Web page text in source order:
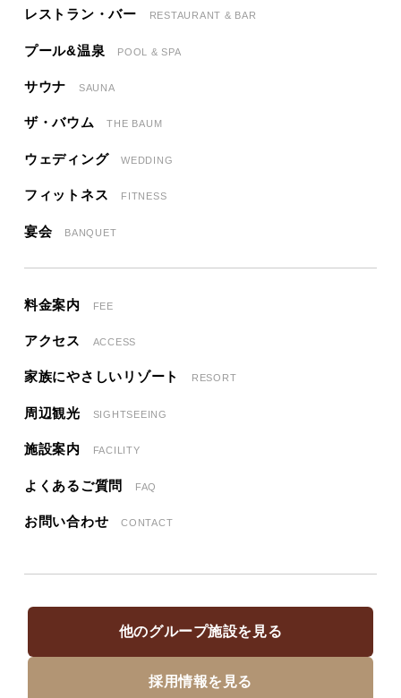
レストラン・バー RESTAURANT & BAR
プール&温泉 POOL & SPA
サウナ SAUNA
ザ・バウム THE BAUM
ウェディング WEDDING
フィットネス FITNESS
宴会 BANQUET
料金案内 FEE
アクセス ACCESS
家族にやさしいリゾート RESORT
周辺観光 SIGHTSEEING
施設案内 FACILITY
よくあるご質問 FAQ
お問い合わせ CONTACT
他のグループ施設を見る
採用情報を見る